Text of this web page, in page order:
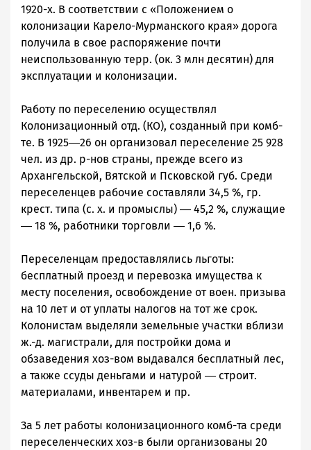
1920-х. В соответствии с «Положением о
колонизации Карело-Мурманского края» дорога
получила в свое распоряжение почти
неиспользованную терр. (ок. 3 млн десятин) для
эксплуатации и колонизации.
Работу по переселению осуществлял
Колонизационный отд. (КО), созданный при комб-
те. В 1925―26 он организовал переселение 25 928
чел. из др. р-нов страны, прежде всего из
Архангельской, Вятской и Псковской губ. Среди
переселенцев рабочие составляли 34,5 %, гр.
крест. типа (с. х. и промыслы) ― 45,2 %, служащие
― 18 %, работники торговли ― 1,6 %.
Переселенцам предоставлялись льготы:
бесплатный проезд и перевозка имущества к
месту поселения, освобождение от воен. призыва
на 10 лет и от уплаты налогов на тот же срок.
Колонистам выделяли земельные участки вблизи
ж.-д. магистрали, для постройки дома и
обзаведения хоз-вом выдавался бесплатный лес,
а также ссуды деньгами и натурой ― строит.
материалами, инвентарем и пр.
За 5 лет работы колонизационного комб-та среди
переселенческих хоз-в были организованы 20